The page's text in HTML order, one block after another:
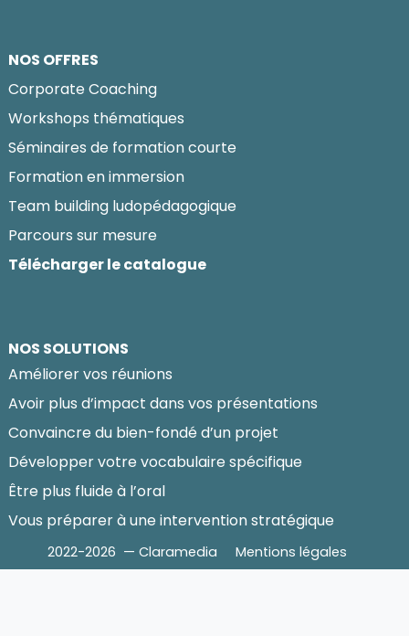
NOS OFFRES
Corporate Coaching
Workshops thématiques
Séminaires de formation courte
Formation en immersion
Team building ludopédagogique
Parcours sur mesure
Télécharger le catalogue
NOS SOLUTIONS
Améliorer vos réunions
Avoir plus d’impact dans vos présentations
Convaincre du bien-fondé d’un projet
Développer votre vocabulaire spécifique
Être plus fluide à l’oral
Vous préparer à une intervention stratégique
2022-2026 — Claramedia Mentions légales